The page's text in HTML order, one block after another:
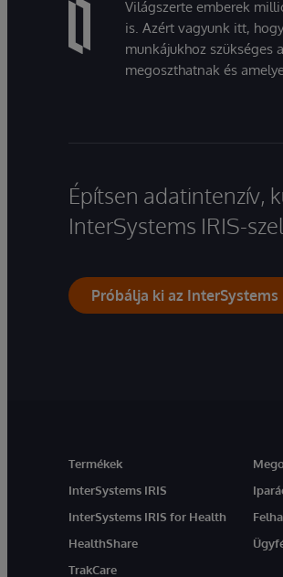
Világszerte emberek
is. Azért vagyunk itt,
munkájukhoz szükséges
megoszthatnak és
Építsen adatintenzív,
InterSystems IRIS-
Próbálja ki az InterSystems
Termékek
InterSystems IRIS
InterSystems IRIS for Health
HealthShare
TrakCare